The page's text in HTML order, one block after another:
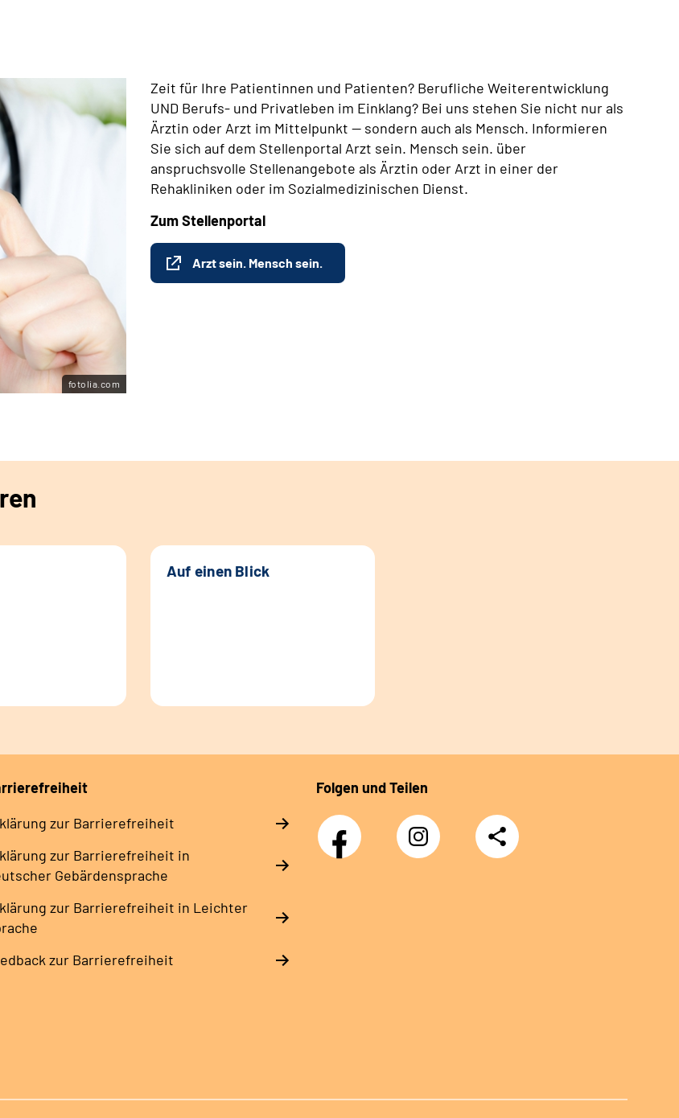
Zeit für Ihre Patientinnen und Patienten? Berufliche Weiterentwicklung
UND Berufs- und Privatleben im Einklang? Bei uns stehen Sie nicht nur als
Ärztin oder Arzt im Mittelpunkt — sondern auch als Mensch. Informieren
Sie sich auf dem Stellenportal Arzt sein. Mensch sein. über
anspruchsvolle Stellenangebote als Ärztin oder Arzt in einer der
Rehakliniken oder im Sozialmedizinischen Dienst.
Zum Stellenportal
Arzt sein. Mensch sein.
fotolia.com
Auf einen Blick
zur Barrierefreiheit
zur Barrierefreiheit in
Gebärdensprache
zur Barrierefreiheit in Leichter
zur Barrierefreiheit
Folgen und Teilen
Facebook
Klinik
Sonnenblick
Instagram
Klinik
Sonnenblick
Teilen